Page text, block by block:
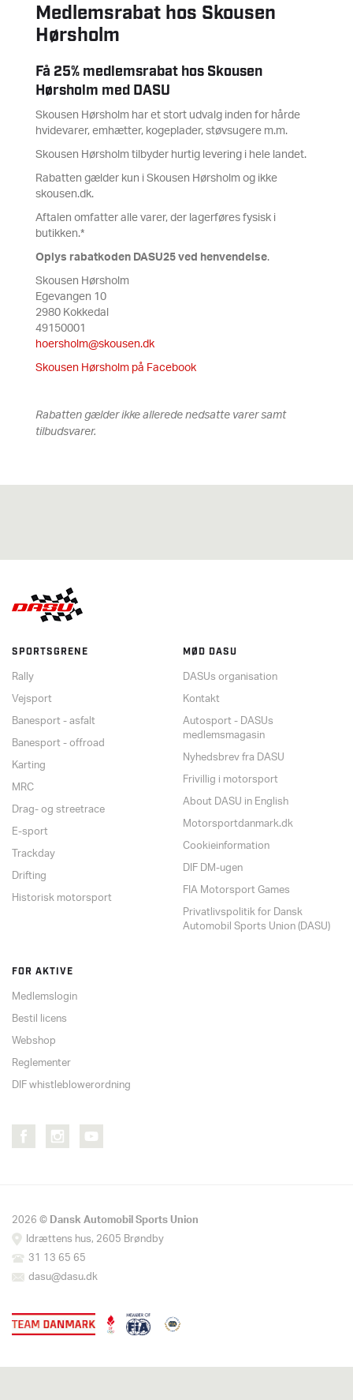
Medlemsrabat hos Skousen
Hørsholm
Få 25% medlemsrabat hos Skousen
Hørsholm med DASU
Skousen Hørsholm har et stort udvalg inden for hårde
hvidevarer, emhætter, kogeplader, støvsugere m.m.
Skousen Hørsholm tilbyder hurtig levering i hele landet.
Rabatten gælder kun i Skousen Hørsholm og ikke
skousen.dk.
Aftalen omfatter alle varer, der lagerføres fysisk i
butikken.*
Oplys rabatkoden DASU25 ved henvendelse.
Skousen Hørsholm
Egevangen 10
2980 Kokkedal
49150001
hoersholm@skousen.dk
Skousen Hørsholm på Facebook
Rabatten gælder ikke allerede nedsatte varer samt
tilbudsvarer.
SPORTSGRENE
Rally
Vejsport
Banesport - asfalt
Banesport - offroad
Karting
MRC
Drag- og streetrace
E-sport
Trackday
Drifting
Historisk motorsport
MØD DASU
DASUs organisation
Kontakt
Autosport - DASUs
medlemsmagasin
Nyhedsbrev fra DASU
Frivillig i motorsport
About DASU in English
Motorsportdanmark.dk
Cookieinformation
DIF DM-ugen
FIA Motorsport Games
Privatlivspolitik for Dansk
Automobil Sports Union (DASU)
FOR AKTIVE
Medlemslogin
Bestil licens
Webshop
Reglementer
DIF whistleblowerordning
2026 ©Dansk Automobil Sports Union
Idrættens hus, 2605 Brøndby
31 13 65 65
dasu@dasu.dk